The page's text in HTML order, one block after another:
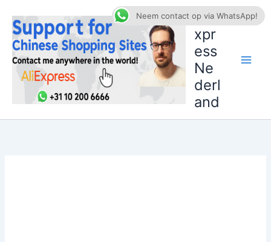
naar
inhoud
AliE
xpr
ess
Ne
derl
and
Neem contact op via WhatsApp!